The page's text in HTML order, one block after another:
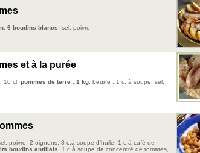
6 boudins blancs , sel, poivre
et à la purée
10 cl, pommes de terre : 1 kg , beurre : 1 c. à soupe, sel,
poivre, 2 oignons, 8 c.à soupe d'huile, 1 c.à café de
boudins antillais , 1 c.à soupe de concentré de tomates,